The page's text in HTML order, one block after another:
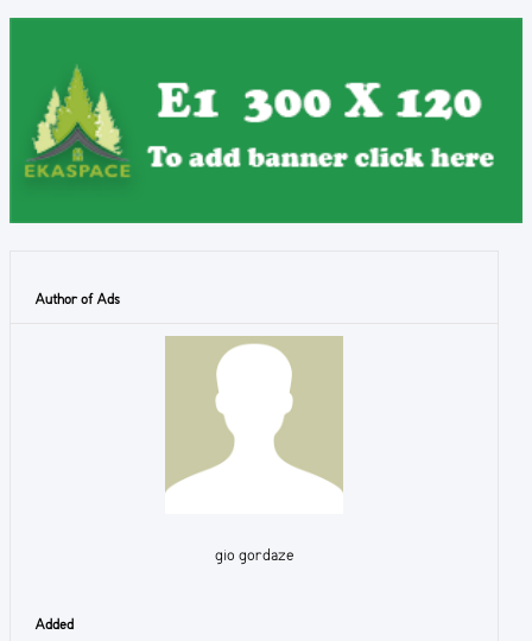
Author of Ads
gio gordaze
Added